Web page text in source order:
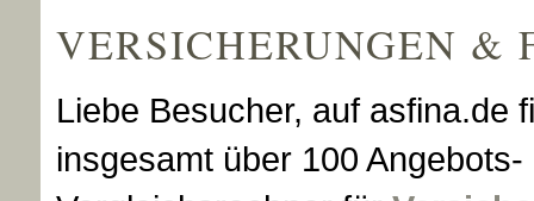
VERSICHERUNGEN
Liebe Besucher, auf asfina.de
insgesamt über 100 Angebots-